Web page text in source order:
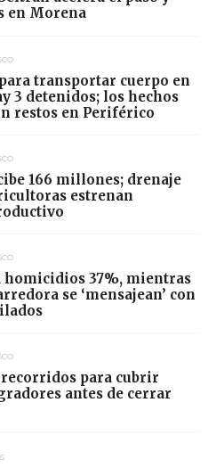
en Morena
para transportar cuerpo en
3 detenidos; los hechos
restos en Periférico
166 millones; drenaje
estrenan
homicidios 37%, mientras
se ‘mensajean’ con
para cubrir
antes de cerrar